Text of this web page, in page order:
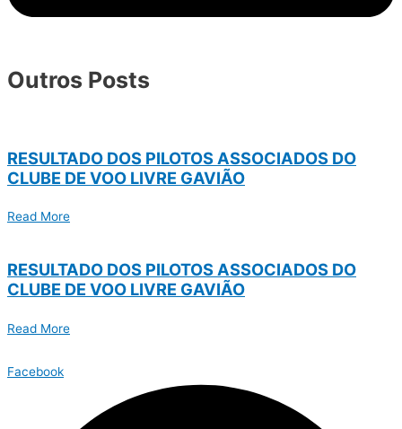
Outros Posts
RESULTADO DOS PILOTOS ASSOCIADOS DO
CLUBE DE VOO LIVRE GAVIÃO
Read More
RESULTADO DOS PILOTOS ASSOCIADOS DO
CLUBE DE VOO LIVRE GAVIÃO
Read More
Facebook